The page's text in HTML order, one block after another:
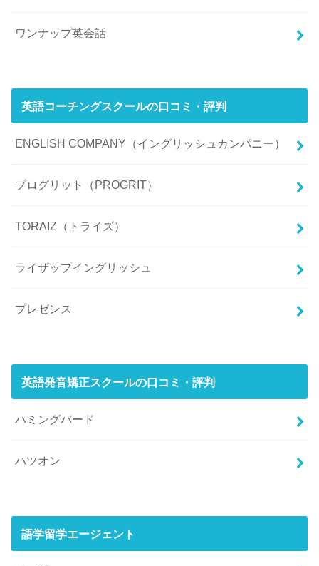
ワンナップ英会話
英語コーチングスクールの口コミ・評判
ENGLISH COMPANY（イングリッシュカンパニー）
プログリット（PROGRIT）
TORAIZ（トライズ）
ライザップイングリッシュ
プレゼンス
英語発音矯正スクールの口コミ・評判
ハミングバード
ハツオン
語学留学エージェント